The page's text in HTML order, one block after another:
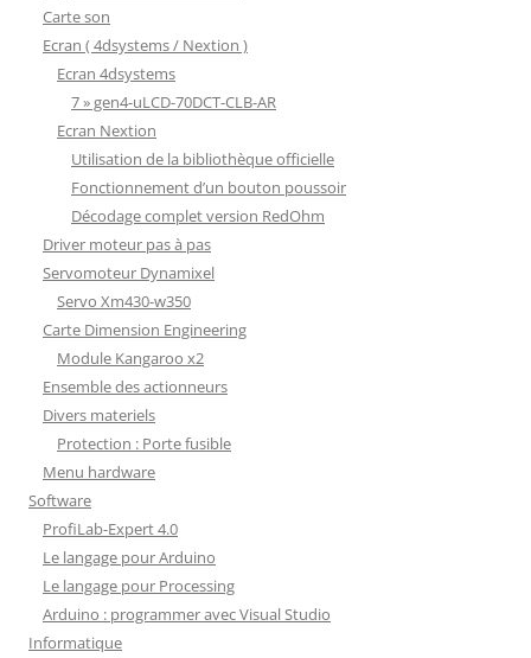
Carte son
Ecran ( 4dsystems / Nextion )
Ecran 4dsystems
7 » gen4-uLCD-70DCT-CLB-AR
Ecran Nextion
Utilisation de la bibliothèque officielle
Fonctionnement d’un bouton poussoir
Décodage complet version RedOhm
Driver moteur pas à pas
Servomoteur Dynamixel
Servo Xm430-w350
Carte Dimension Engineering
Module Kangaroo x2
Ensemble des actionneurs
Divers materiels
Protection : Porte fusible
Menu hardware
Software
ProfiLab-Expert 4.0
Le langage pour Arduino
Le langage pour Processing
Arduino : programmer avec Visual Studio
Informatique